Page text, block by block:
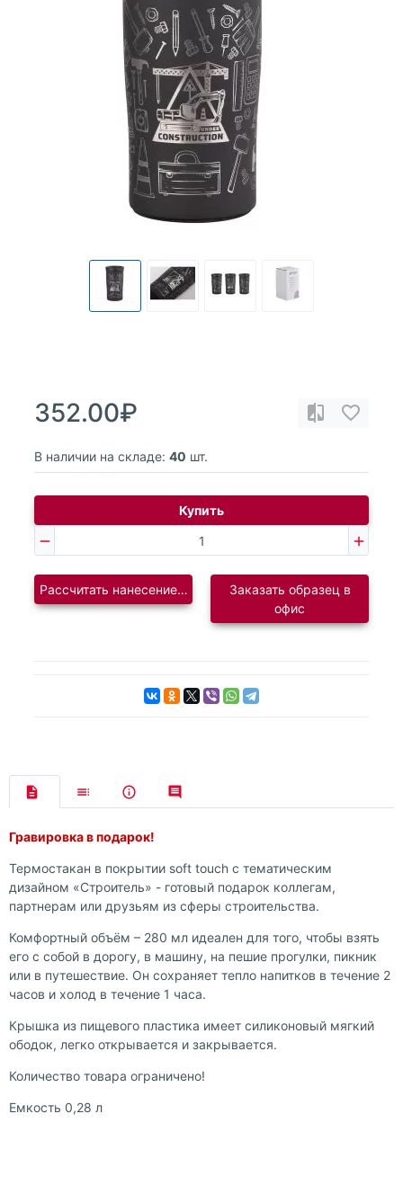
352.00₽
В наличии на складе: 40 шт.
Купить
Рассчитать нанесение логотипаЗаказать образец в
офис
Гравировка в подарок!
Термостакан в покрытии soft touch с тематическим
дизайном «Строитель» - готовый подарок коллегам,
партнерам или друзьям из сферы строительства.
Комфортный объём – 280 мл идеален для того, чтобы взять
его с собой в дорогу, в машину, на пешие прогулки, пикник
или в путешествие. Он сохраняет тепло напитков в течение 2
часов и холод в течение 1 часа.
Крышка из пищевого пластика имеет силиконовый мягкий
ободок, легко открывается и закрывается.
Количество товара ограничено!
Емкость 0,28 л